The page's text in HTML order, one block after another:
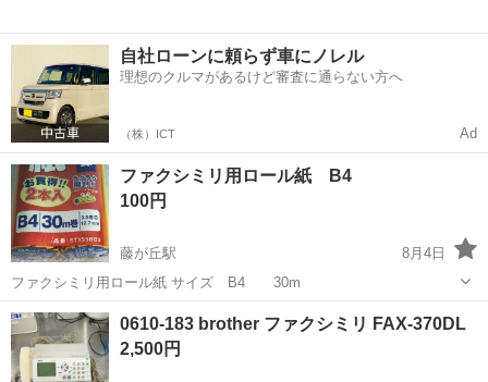
自社ローンに頼らず車にノレル
理想のクルマがあるけど審査に通らない方へ
（株）ICT Ad
ファクシミリ用ロール紙 B4
100円
藤が丘駅
8月4日
ファクシミリ用ロール紙 サイズ B4 30m
愛知 名古屋市 電話、ＦＡＸ
0610-183 brother ファクシミリ FAX-370DL
2,500円